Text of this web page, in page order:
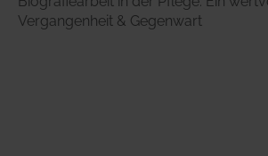
Vergangenheit & Gegenwart